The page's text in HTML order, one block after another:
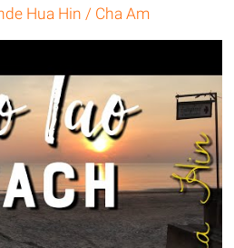
Hua Hin / Cha Am